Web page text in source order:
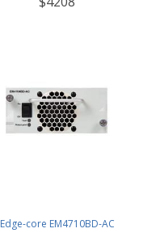
Edge-core EM4710BD-AC